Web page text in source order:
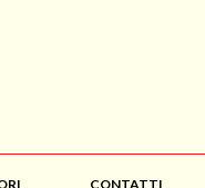
CONTATTI